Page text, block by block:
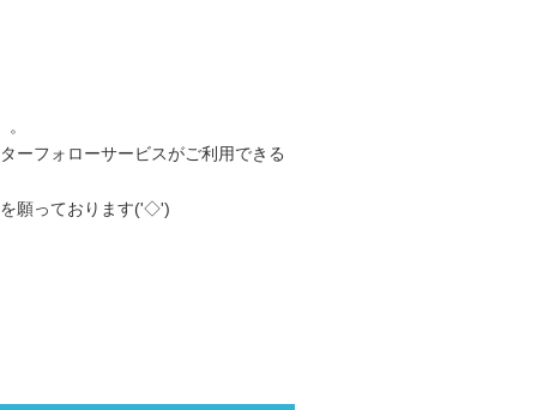
ーフォローサービスがご利用できる
願っております('◇')ゞ